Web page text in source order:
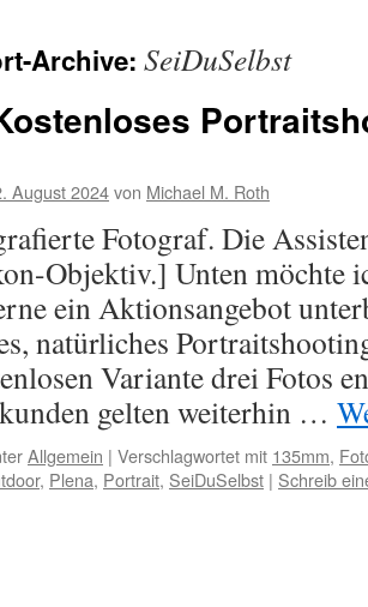
Archive: SeiDuSelbst
August 2024von Michael M. Roth
Fotograf. Die
Objektiv.] Unten möchte
ein Aktionsangebot
natürliches
Variante drei Fotos
gelten weiterhin …
Allgemein | Verschlagwortet mit 135mm,
, Plena, Portrait, SeiDuSelbst | Schreib